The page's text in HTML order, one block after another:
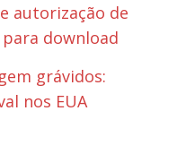
autorização de
download
grávidos:
nos EUA